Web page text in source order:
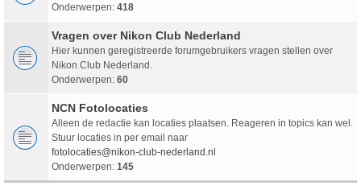
Onderwerpen: 418
Vragen over Nikon Club Nederland
Hier kunnen geregistreerde forumgebruikers vragen stellen over
Nikon Club Nederland.
Onderwerpen: 60
NCN Fotolocaties
Alleen de redactie kan locaties plaatsen. Reageren in topics kan wel.
Stuur locaties in per email naar
fotolocaties@nikon-club-nederland.nl
Onderwerpen: 145